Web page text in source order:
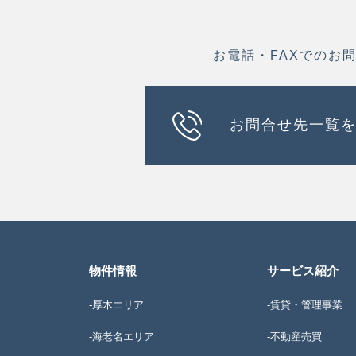
お電話・FAXでのお
お問合せ先一覧
物件情報
-厚木エリア
-海老名エリア
サービス紹介
-賃貸・管理事業
-不動産売買